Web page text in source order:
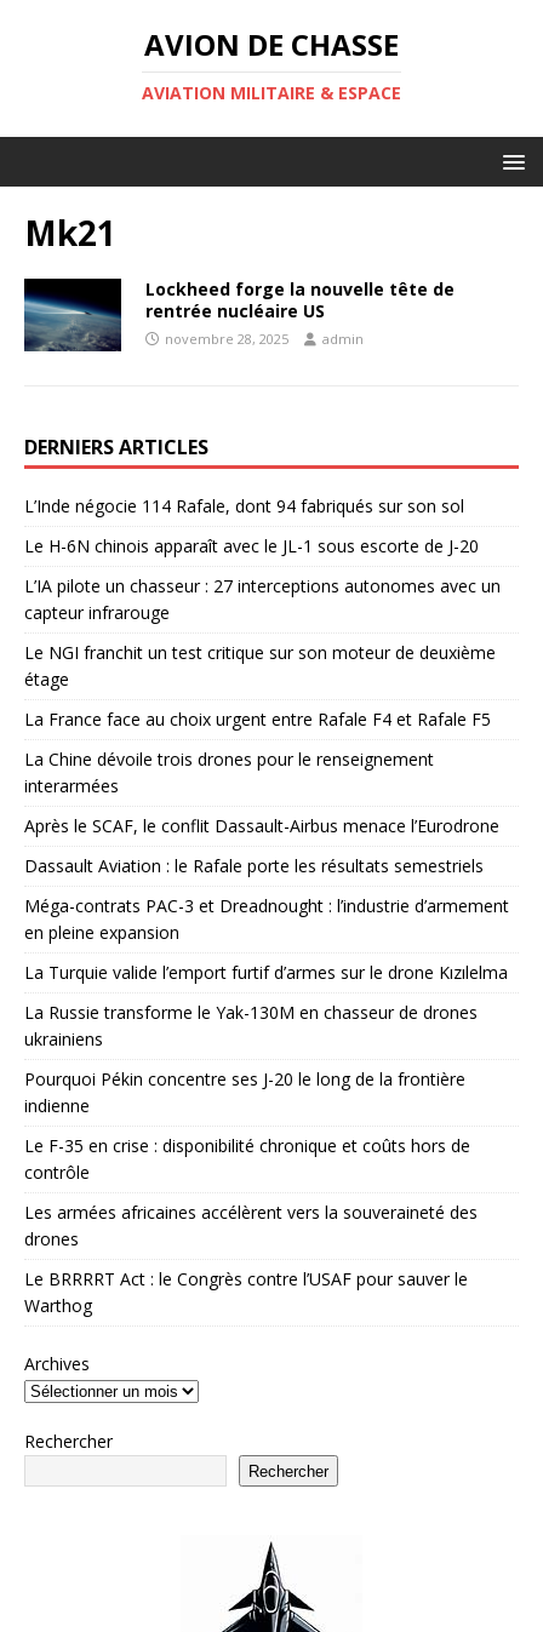
AVION DE CHASSE
AVIATION MILITAIRE & ESPACE
Mk21
Lockheed forge la nouvelle tête de
rentrée nucléaire US
novembre 28, 2025 admin
DERNIERS ARTICLES
L’Inde négocie 114 Rafale, dont 94 fabriqués sur son sol
Le H-6N chinois apparaît avec le JL-1 sous escorte de J-20
L’IA pilote un chasseur : 27 interceptions autonomes avec un
capteur infrarouge
Le NGI franchit un test critique sur son moteur de deuxième
étage
La France face au choix urgent entre Rafale F4 et Rafale F5
La Chine dévoile trois drones pour le renseignement
interarmées
Après le SCAF, le conflit Dassault-Airbus menace l’Eurodrone
Dassault Aviation : le Rafale porte les résultats semestriels
Méga-contrats PAC-3 et Dreadnought : l’industrie d’armement
en pleine expansion
La Turquie valide l’emport furtif d’armes sur le drone Kızılelma
La Russie transforme le Yak-130M en chasseur de drones
ukrainiens
Pourquoi Pékin concentre ses J-20 le long de la frontière
indienne
Le F-35 en crise : disponibilité chronique et coûts hors de
contrôle
Les armées africaines accélèrent vers la souveraineté des
drones
Le BRRRRT Act : le Congrès contre l’USAF pour sauver le
Warthog
Archives
Rechercher
Rechercher